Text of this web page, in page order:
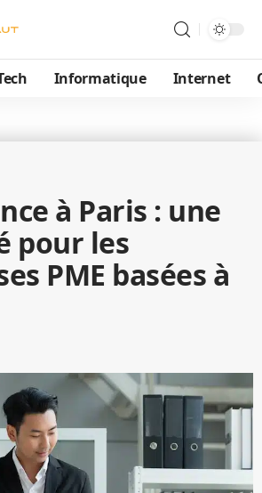
Informatique Internet
à Paris : une
pour les
PME basées à